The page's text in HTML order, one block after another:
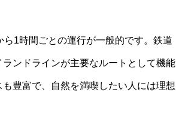
1時間ごとの運行が一般的です。鉄道
ンドラインが主要なルートとして機能
豊富で、自然を満喫したい人には理想